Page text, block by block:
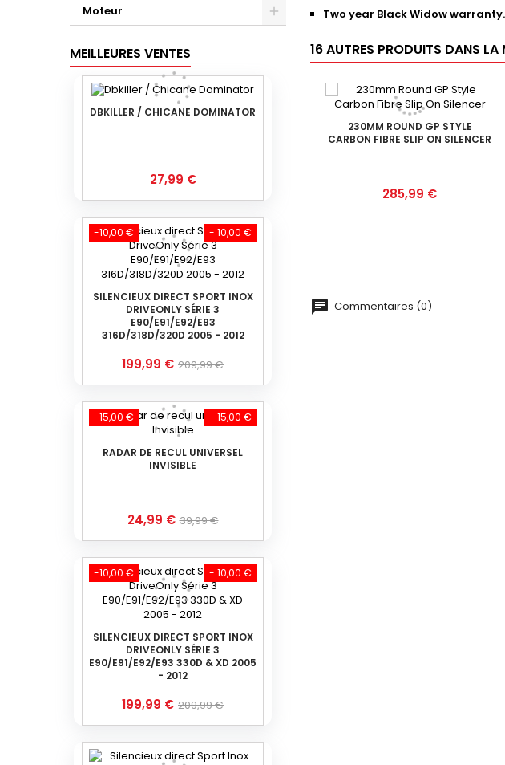
Moteur
MEILLEURES VENTES
DBKILLER / CHICANE DOMINATOR
Prix
27,99 €
- 10,00 €
-10,00 €
SILENCIEUX DIRECT SPORT INOX
DRIVEONLY SÉRIE 3
E90/E91/E92/E93
316D/318D/320D 2005 - 2012
Prix
199,99 € Prix
de
base
209,99 €
- 15,00 €
-15,00 €
RADAR DE RECUL UNIVERSEL
INVISIBLE
Prix
24,99 € Prix
de
base
39,99 €
- 10,00 €
-10,00 €
SILENCIEUX DIRECT SPORT INOX
DRIVEONLY SÉRIE 3
E90/E91/E92/E93 330D & XD 2005
- 2012
Prix
199,99 € Prix
de
base
209,99 €
Two year Black Widow warranty.
16 AUTRES PRODUITS DANS LA
230MM ROUND GP STYLE
CARBON FIBRE SLIP ON SILENCER
Prix
285,99 €
Commentaires (0)